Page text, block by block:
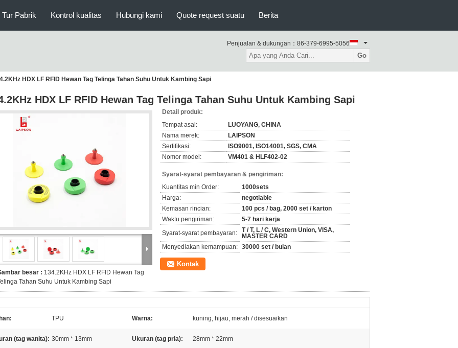
Tur Pabrik Kontrol kualitas Hubungi kami Quote request suatu Berita
Penjualan & dukungan： 86-379-6995-5056
Go
HDX LF RFID Hewan Tag Telinga Tahan Suhu Untuk Kambing Sapi
HDX LF RFID Hewan Tag Telinga Tahan Suhu Untuk Kambing Sapi
besar : 134.2KHz HDX LF RFID Hewan Tag
Tahan Suhu Untuk Kambing Sapi
Detail produk:
Tempat asal:
LUOYANG, CHINA
Nama merek:
LAIPSON
Sertifikasi:
ISO9001, ISO14001, SGS, CMA
Nomor model:
VM401 & HLF402-02
Syarat-syarat pembayaran & pengiriman:
Kuantitas min Order:
1000sets
Harga:
negotiable
Kemasan rincian:
100 pcs / bag, 2000 set / karton
Waktu pengiriman:
5-7 hari kerja
Syarat-syarat pembayaran:
T / T, L / C, Western Union, VISA,
MASTER CARD
Menyediakan kemampuan: 30000 set / bulan
Kontak
TPU Warna: kuning, hijau, merah / disesuaikan
(tag wanita): 30mm * 13mm Ukuran (tag pria): 28mm * 22mm